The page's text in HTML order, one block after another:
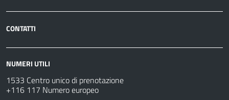
CONTATTI
NUMERI UTILI
1533 Centro unico di prenotazione
+116 117 Numero europeo